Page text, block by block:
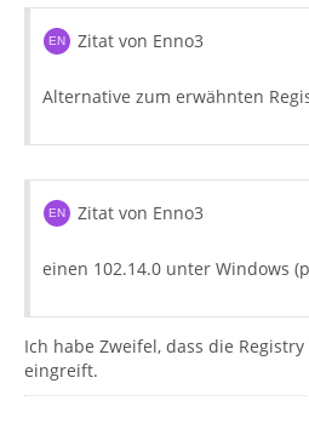
Zitat von Enno3
Alternative zum erwähnten
Zitat von Enno3
einen 102.14.0 unter Windows
Ich habe Zweifel, dass die
eingreift.